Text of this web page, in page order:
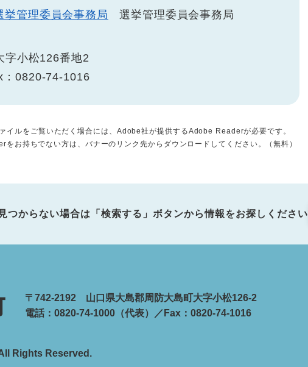
挙管理委員会事務局
選挙管理委員会事務局
字小松126番地2
：0820-74-1016
イルをご覧いただく場合には、Adobe社が提供するAdobe Readerが必要です。
お持ちでない方は、バナーのリンク先からダウンロードしてください。（無料）
つからない場合は「検索する」ボタンから情報をお探しください
〒742-2192 山口県大島郡周防大島町大字小松126-2
電話：0820-74-1000（代表）／Fax：0820-74-1016
Rights Reserved.